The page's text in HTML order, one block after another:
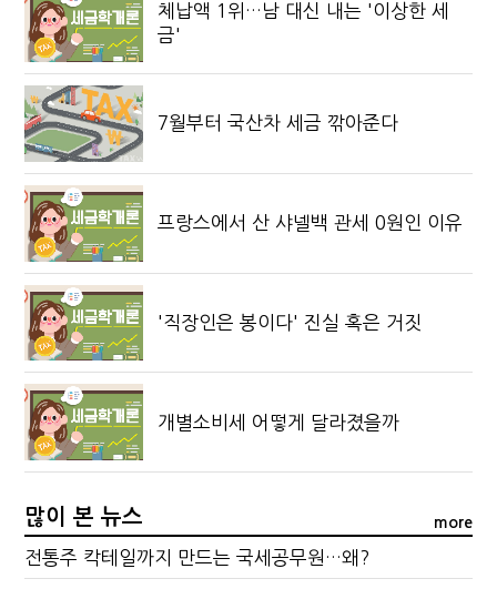
체납액 1위…남 대신 내는 '이상한 세
금'
7월부터 국산차 세금 깎아준다
프랑스에서 산 샤넬백 관세 0원인 이유
'직장인은 봉이다' 진실 혹은 거짓
개별소비세 어떻게 달라졌을까
많이 본 뉴스 more
전통주 칵테일까지 만드는 국세공무원…왜?